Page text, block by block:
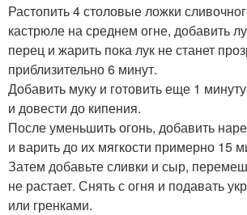
Растопить 4 столовые ложки
кастрюле на среднем огне, добавить
перец и жарить пока лук не станет
приблизительно 6 минут.
Добавить муку и готовить еще 1
и довести до кипения.
После уменьшить огонь, добавить
и варить до их мягкости примерно 15
Затем добавьте сливки и сыр,
не растает. Снять с огня и подавать
или гренками.